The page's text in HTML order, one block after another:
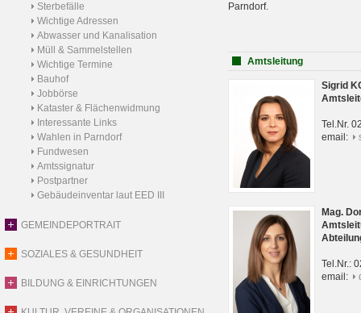
Sterbefälle
Wichtige Adressen
Abwasser und Kanalisation
Müll & Sammelstellen
Wichtige Termine
Bauhof
Jobbörse
Kataster & Flächenwidmung
Interessante Links
Wahlen in Parndorf
Fundwesen
Amtssignatur
Postpartner
Gebäudeinventar laut EED III
GEMEINDEPORTRAIT
SOZIALES & GESUNDHEIT
BILDUNG & EINRICHTUNGEN
Parndorf.
Amtsleitung
Sigrid
Tel.Nr.
email:
Mag.
Tel.Nr.:
email: